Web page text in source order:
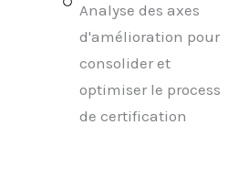
Analyse des axes
d'amélioration pour
consolider et
optimiser le process
de certification